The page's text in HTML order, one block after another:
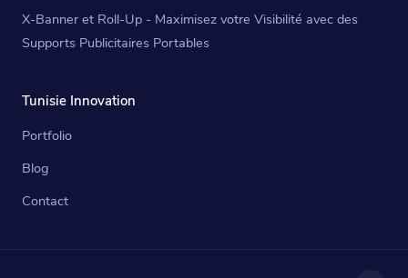
X-Banner et Roll-Up - Maximisez votre Visibilité avec des
Supports Publicitaires Portables
Tunisie Innovation
Portfolio
Blog
Contact